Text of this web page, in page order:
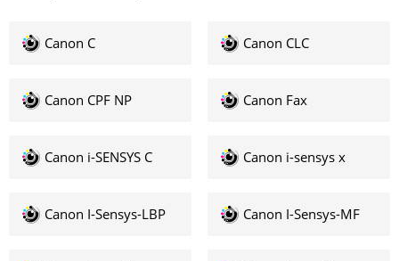
Canon C Canon CLC
Canon CPF NP Canon Fax
Canon i-SENSYS C Canon i-sensys x
Canon I-Sensys-LBP Canon I-Sensys-MF